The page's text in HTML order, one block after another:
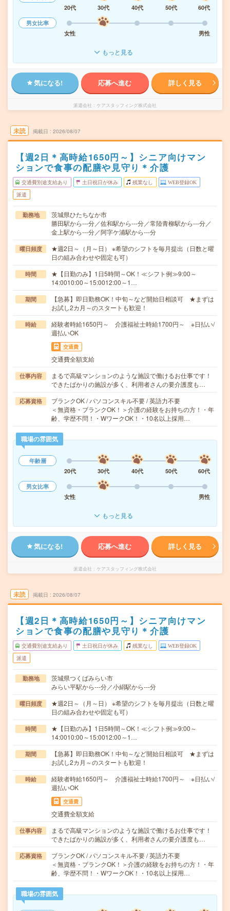
20代
30代 40代 50代
60代
男女比率
女性
男性
もっと見る
気になる! 応募へ進む 詳しく見る
派遣会社 ケアスタッフィング株式会社
未読 掲載日 2026/08/07
【週2日＊高時給1650円～】シニア向けマン
ションで食事の配膳や見守り＊介護
交通費別途支給あり 土日祝日が休み 残業なし WEB登録OK
派遣
勤務地
茨城県ひたちなか市
勝田駅から---分／佐和駅から---分／常陸青柳駅から---分／
金上駅から---分／阿字ケ浦駅から---分
曜日頻度
★週2日～（月～日） ※希望のシフトを毎月提出（日数と曜
日の組み合わせや固定も可）
時間
★【日勤のみ】1日5時間～OK！≪シフト例≫9:00～
14:0010:00～15:0012:00～1…
期間
【急募】即日勤務OK！中旬～など開始日相談可 ★まずは
お試し2カ月～のスタートも歓迎！
時給
経験者時給1650円～ 介護福祉士時給1700円～ ※日払い/
週払いOK
交通費
交通費全額支給
仕事内容
まるで高級マンションのような施設で働けるお仕事です！
できたばかりの施設が多く、利用者さんの要介護度も…
応募資格
ブランクOK / パソコンスキル不要 / 英語力不要
＜無資格・ブランクOK！＞介護の経験をお持ちの方！・年
齢、学歴不問！・WワークOK！・10名以上採用…
職場の雰囲気
年齢層
20代
30代 40代 50代
60代
男女比率
女性
男性
もっと見る
気になる! 応募へ進む 詳しく見る
派遣会社 ケアスタッフィング株式会社
未読 掲載日 2026/08/07
【週2日＊高時給1650円～】シニア向けマン
ションで食事の配膳や見守り＊介護
交通費別途支給あり 土日祝日が休み 残業なし WEB登録OK
派遣
勤務地
茨城県つくばみらい市
みらい平駅から---分／小絹駅から---分
曜日頻度
★週2日～（月～日） ※希望のシフトを毎月提出（日数と曜
日の組み合わせや固定も可）
時間
★【日勤のみ】1日5時間～OK！≪シフト例≫9:00～
14:0010:00～15:0012:00～1…
期間
【急募】即日勤務OK！中旬～など開始日相談可 ★まずは
お試し2カ月～のスタートも歓迎！
時給
経験者時給1650円～ 介護福祉士時給1700円～ ※日払い/
週払いOK
交通費
交通費全額支給
仕事内容
まるで高級マンションのような施設で働けるお仕事です！
できたばかりの施設が多く、利用者さんの要介護度も…
応募資格
ブランクOK / パソコンスキル不要 / 英語力不要
＜無資格・ブランクOK！＞介護の経験をお持ちの方！・年
齢、学歴不問！・WワークOK！・10名以上採用…
職場の雰囲気